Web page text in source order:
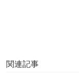
関連記事